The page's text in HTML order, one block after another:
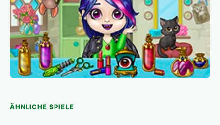
ÄHNLICHE SPIELE